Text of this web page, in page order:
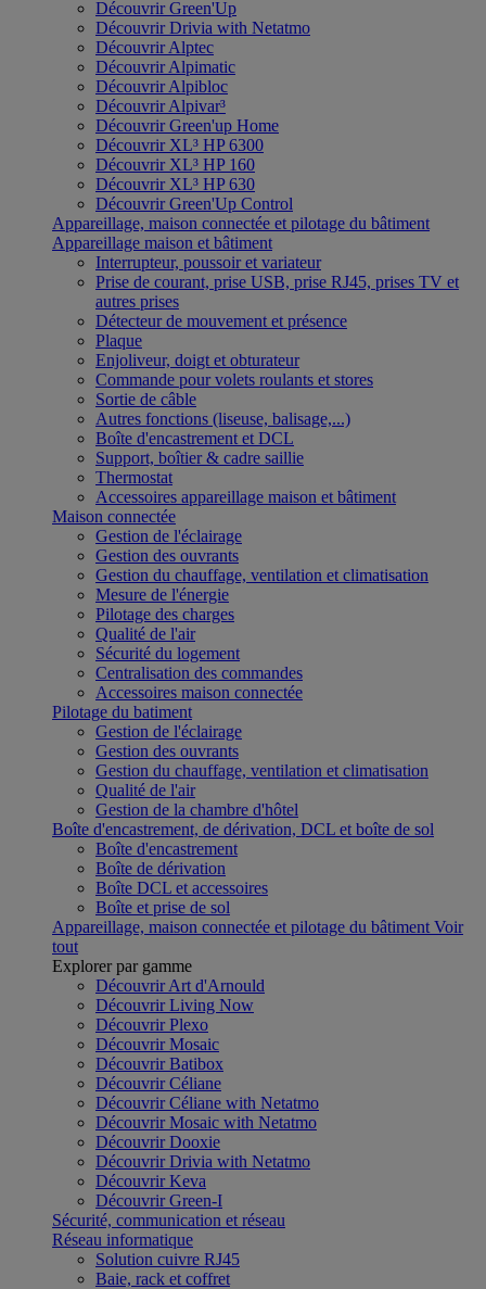
Découvrir Green'Up
Découvrir Drivia with Netatmo
Découvrir Alptec
Découvrir Alpimatic
Découvrir Alpibloc
Découvrir Alpivar³
Découvrir Green'up Home
Découvrir XL³ HP 6300
Découvrir XL³ HP 160
Découvrir XL³ HP 630
Découvrir Green'Up Control
Appareillage, maison connectée et pilotage du bâtiment
Appareillage maison et bâtiment
Interrupteur, poussoir et variateur
Prise de courant, prise USB, prise RJ45, prises TV et
autres prises
Détecteur de mouvement et présence
Plaque
Enjoliveur, doigt et obturateur
Commande pour volets roulants et stores
Sortie de câble
Autres fonctions (liseuse, balisage,...)
Boîte d'encastrement et DCL
Support, boîtier & cadre saillie
Thermostat
Accessoires appareillage maison et bâtiment
Maison connectée
Gestion de l'éclairage
Gestion des ouvrants
Gestion du chauffage, ventilation et climatisation
Mesure de l'énergie
Pilotage des charges
Qualité de l'air
Sécurité du logement
Centralisation des commandes
Accessoires maison connectée
Pilotage du batiment
Gestion de l'éclairage
Gestion des ouvrants
Gestion du chauffage, ventilation et climatisation
Qualité de l'air
Gestion de la chambre d'hôtel
Boîte d'encastrement, de dérivation, DCL et boîte de sol
Boîte d'encastrement
Boîte de dérivation
Boîte DCL et accessoires
Boîte et prise de sol
Appareillage, maison connectée et pilotage du bâtiment Voir
tout
Explorer par gamme
Découvrir Art d'Arnould
Découvrir Living Now
Découvrir Plexo
Découvrir Mosaic
Découvrir Batibox
Découvrir Céliane
Découvrir Céliane with Netatmo
Découvrir Mosaic with Netatmo
Découvrir Dooxie
Découvrir Drivia with Netatmo
Découvrir Keva
Découvrir Green-I
Sécurité, communication et réseau
Réseau informatique
Solution cuivre RJ45
Baie, rack et coffret